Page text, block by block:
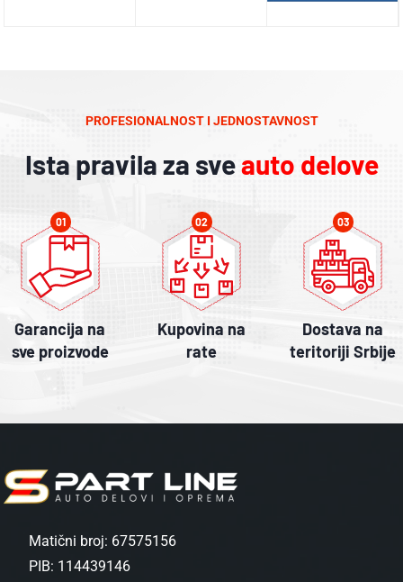
PROFESIONALNOST I JEDNOSTAVNOST
Ista pravila za sveauto delove
01
Garancija na
sve proizvode
02
Kupovina na
rate
03
Dostava na
teritoriji Srbije
Matični broj: 67575156
PIB: 114439146